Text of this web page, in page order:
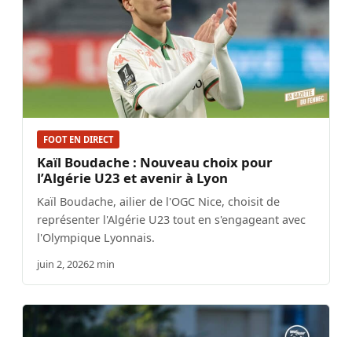
FOOT EN DIRECT
Kaïl Boudache : Nouveau choix pour
l’Algérie U23 et avenir à Lyon
Kaïl Boudache, ailier de l'OGC Nice, choisit de
représenter l'Algérie U23 tout en s'engageant avec
l'Olympique Lyonnais.
juin 2, 20262 min